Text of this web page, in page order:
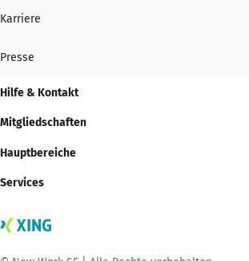
Karriere
Presse
Hilfe & Kontakt
Mitgliedschaften
Hauptbereiche
Services